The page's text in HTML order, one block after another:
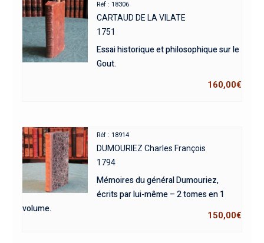
Réf : 18306
CARTAUD DE LA VILATE
1751
Essai historique et philosophique sur le
Gout.
160,00€
Réf : 18914
DUMOURIEZ Charles François
1794
Mémoires du général Dumouriez,
écrits par lui-même – 2 tomes en 1
volume.
150,00€